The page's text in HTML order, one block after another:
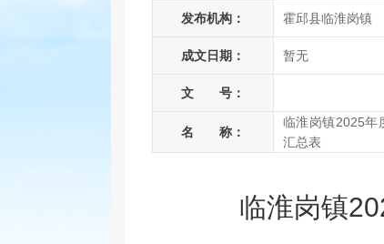
发布机构： 霍邱县临淮岗镇
成文日期： 暂无
文 号：
名 称：
临淮岗镇2025年
汇总表
临淮岗镇